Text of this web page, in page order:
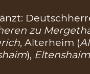
zu
, Alterheim (
), Eltenshaim